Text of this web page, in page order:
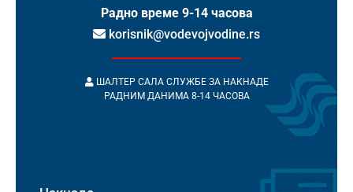
Радно време 9-14 часова
korisnik@vodevojvodine.rs
ШАЛТЕР САЛА СЛУЖБЕ ЗА НАКНАДЕ
РАДНИМ ДАНИМА 8-14 ЧАСОВА